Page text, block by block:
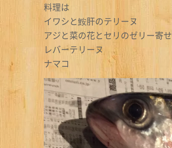
料理は
イワシと鮟肝のテリーヌ
アジと菜の花とセリのゼリー寄せ
レバーテリーヌ
ナマコ